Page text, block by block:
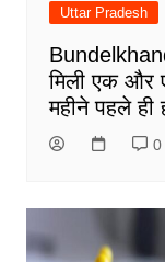
Uttar Pradesh
मिली एक और
महीने पहले ही
0